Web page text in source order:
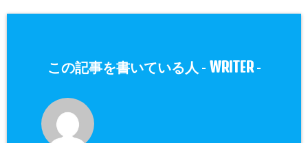
この記事を書いている人 - WRITER-